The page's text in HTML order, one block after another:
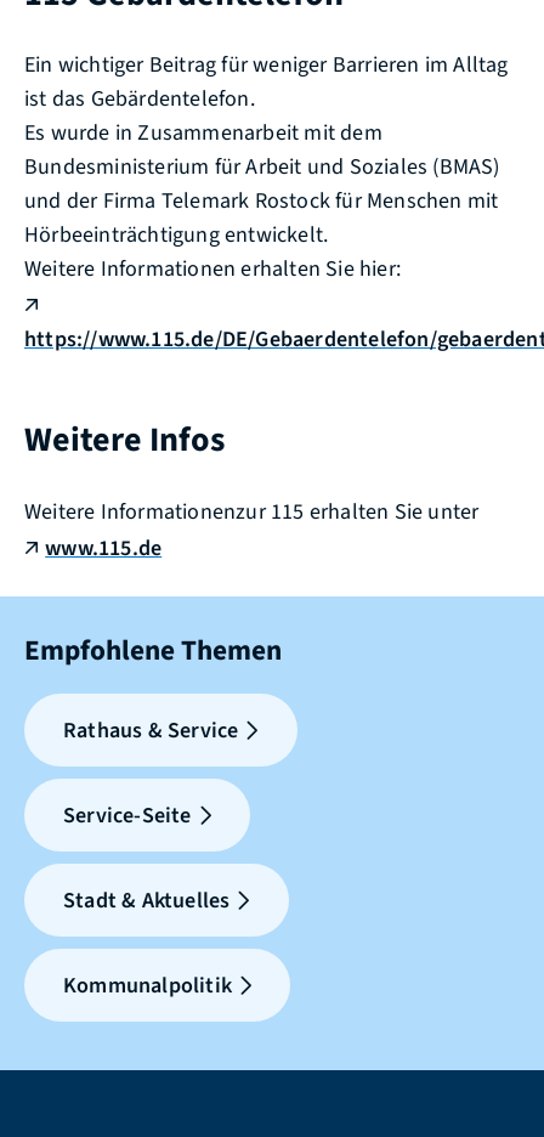
Ein wichtiger Beitrag für weniger Barrieren im Alltag
ist das Gebärdentelefon.
Es wurde in Zusammenarbeit mit dem
Bundesministerium für Arbeit und Soziales (BMAS)
und der Firma Telemark Rostock für Menschen mit
Hörbeeinträchtigung entwickelt.
Weitere Informationen erhalten Sie hier:
https://www.115.de/DE/Gebaerdentelefon/
Weitere Infos
Weitere Informationenzur 115 erhalten Sie unter
www.115.de
Empfohlene Themen
Rathaus & Service
Service-Seite
Stadt & Aktuelles
Kommunalpolitik